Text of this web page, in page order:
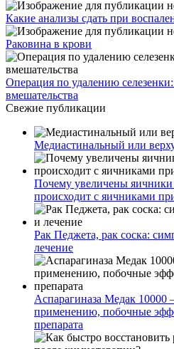
Какие анализы сдать при
Раковина в крови
Операция по удалению
вмешательства
Свежие публикации
Медиастинальный или
Почему увеличены яичники
происходит с яичниками
Рак Педжета, рак соска:
лечение
Аспарагиназа Медак
применению, побочные
препарата